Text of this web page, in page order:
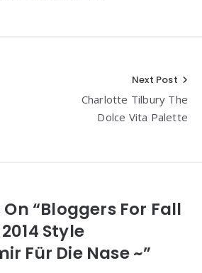
Next Post
Charlotte Tilbury The
Dolce Vita Palette
“Bloggers For Fall
2014 Style
Für Die Nase ~”